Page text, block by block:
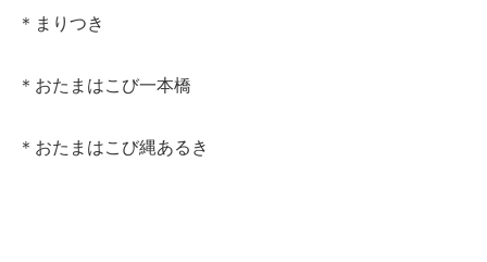
＊まりつき
＊おたまはこび一本橋
＊おたまはこび縄あるき